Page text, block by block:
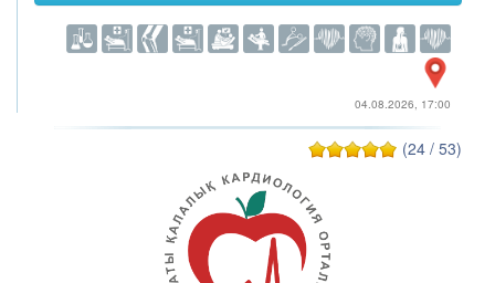
04.08.2026, 17:00
(24 / 53)